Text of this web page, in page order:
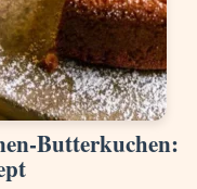
Butterkuchen: